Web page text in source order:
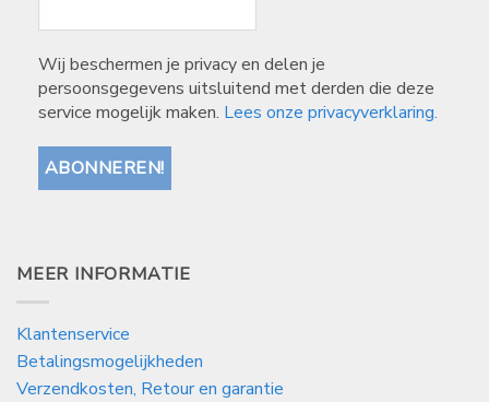
Wij beschermen je privacy en delen je
persoonsgegevens uitsluitend met derden die deze
service mogelijk maken. Lees onze privacyverklaring.
MEER INFORMATIE
Klantenservice
Betalingsmogelijkheden
Verzendkosten, Retour en garantie